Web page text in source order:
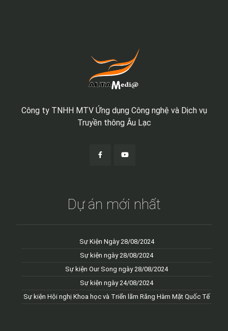
Công ty TNHH MTV Ứng dụng Công nghệ và Dịch vụ
Truyền thông Âu Lạc
Dự án mới nhất
Sự Kiện Ngày 28/08/2024
Sự kiện ngày 28/08/2024
Sự kiện Our Song ngày 28/08/2024
Sự kiện ngày 24/08/2024
Sự kiện Hội nghị Khoa học và Triển lãm Răng Hàm Mặt Quốc Tế